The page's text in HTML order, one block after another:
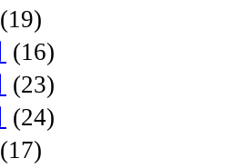
(19)
(16)
(23)
(24)
(17)